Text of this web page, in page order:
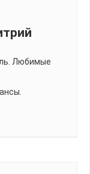
Любимые